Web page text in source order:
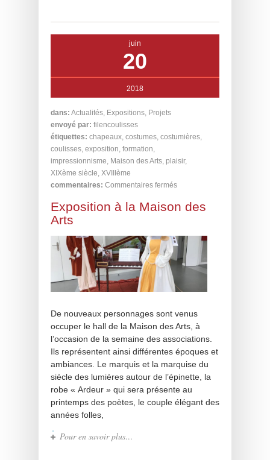
juin
20
2018
dans: Actualités Expositions Projets
envoyé par: filencoulisses
étiquettes: chapeaux costumes costumières
coulisses exposition formation
impressionnisme Maison des Arts plaisir,
XIXème siècle XVIIIème
commentaires: Commentaires fermés
Exposition à la Maison des
Arts
De nouveaux personnages sont venus
occuper le hall de la Maison des Arts, à
l’occasion de la semaine des associations.
Ils représentent ainsi différentes époques et
ambiances. Le marquis et la marquise du
siècle des lumières autour de l’épinette, la
robe « Ardeur » qui sera présente au
printemps des poètes, le couple élégant des
années folles,
Pour en savoir plus…